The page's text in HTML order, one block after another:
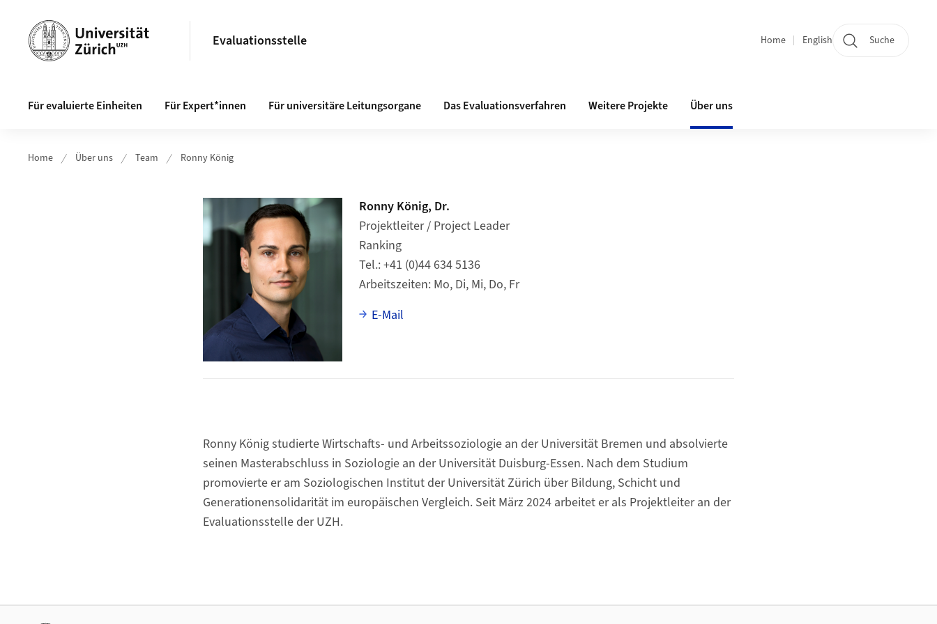
Evaluationsstelle
Bereichsnavigation
Home English Suche
Für evaluierte Einheiten Für Expert*innen Für universitäre Leitungsorgane Das Evaluationsverfahren Weitere Projekte Über uns
Home Über uns Team Ronny König
Ronny König, Dr.
Projektleiter / Project Leader
Ranking
Tel. +41 (0)44 634 5136
Arbeitszeiten Mo, Di, Mi, Do, Fr
E-Mail
Ronny König studierte Wirtschafts- und Arbeitssoziologie an der Universität Bremen und absolvierte
seinen Masterabschluss in Soziologie an der Universität Duisburg-Essen. Nach dem Studium
promovierte er am Soziologischen Institut der Universität Zürich über Bildung, Schicht und
Generationensolidarität im europäischen Vergleich. Seit März 2024 arbeitet er als Projektleiter an der
Evaluationsstelle der UZH.